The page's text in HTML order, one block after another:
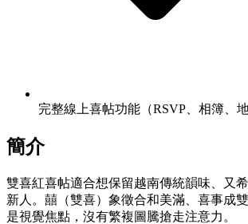
完整線上喜帖功能（RSVP、相簿、地
簡介
雙喜紅喜帖適合想保留越南傳統韻味、又
新人。囍（雙喜）象徵合和美滿、喜事成
是視覺焦點，沒有繁複圖騰搶走注意力。